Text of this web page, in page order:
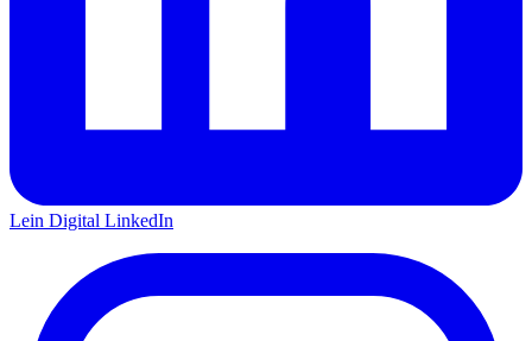
Lein Digital LinkedIn